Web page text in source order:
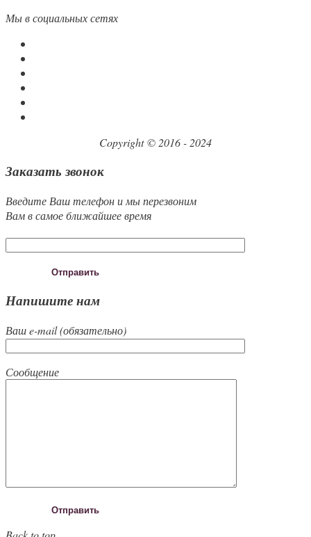
Мы в социальных сетях
Copyright © 2016 - 2024
Заказать звонок
Введите Ваш телефон и мы перезвоним
Вам в самое ближайшее время
Напишите нам
Ваш e-mail (обязательно)
Сообщение